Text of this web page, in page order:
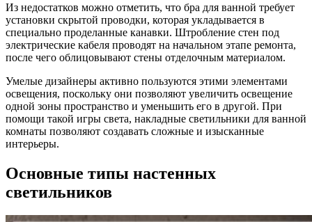
Из недостатков можно отметить, что бра для ванной требует
установки скрытой проводки, которая укладывается в
специально проделанные канавки. Штробление стен под
электрические кабеля проводят на начальном этапе ремонта,
после чего облицовывают стены отделочным материалом.
Умелые дизайнеры активно пользуются этими элементами
освещения, поскольку они позволяют увеличить освещение
одной зоны пространство и уменьшить его в другой. При
помощи такой игры света, накладные светильники для ванной
комнаты позволяют создавать сложные и изысканные
интерьеры.
Основные типы настенных
светильников